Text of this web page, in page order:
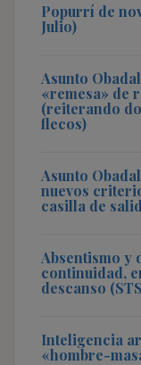
Popurrí de
Julio)
Asunto
«remesa» de
(reiterando
flecos)
Asunto
nuevos
casilla de
Absentismo y
continuidad,
descanso
Inteligencia
«hombre-